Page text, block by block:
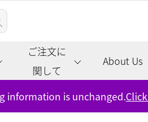
ご注文に
関して
About Us
information is unchanged.